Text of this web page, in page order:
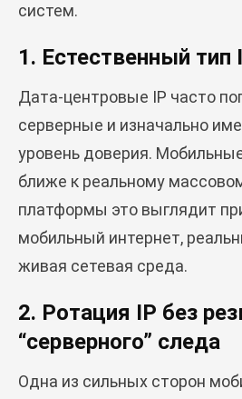
систем.
1. Естественный тип
Дата-центровые IP часто
серверные и изначально
уровень доверия.
ближе к реальному
платформы это выглядит
мобильный интернет,
живая сетевая среда.
2. Ротация IP без
“серверного” следа
Одна из сильных сторон